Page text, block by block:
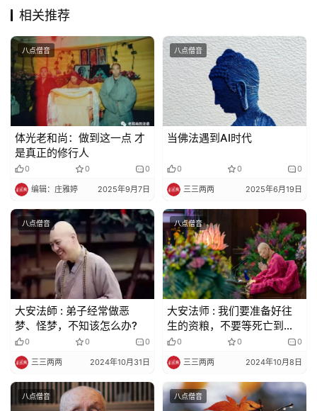
相关推荐
八点僧音
体光老和尚：做到这一点 才
是真正的修行人
0 0 0
编辑：庄雅婷 2025年9月7日
八点僧音
当佛法遇到AI时代
0 0 0
三三两两 2025年6月19日
八点僧音
大安法師 : 弟子经常做恶
梦、怪梦，不知该怎么办?
0 0 0
三三两两 2024年10月31日
八点僧音
大安法师 : 我们要准备好往
生的资粮，不要等死亡到临
的时候，手忙脚乱。
0 0 0
三三两两 2024年10月8日
八点僧音 八点僧音